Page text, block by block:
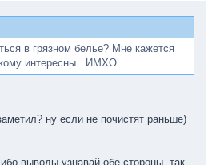
в грязном белье? Мне кажется
интересны...ИМХО...
ну если не почистят раньше)
выводы узнавай обе стороны. так,